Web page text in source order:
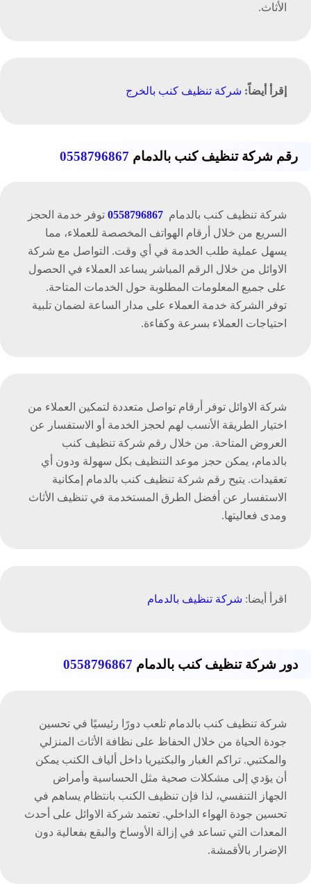
الأثاث.
إقرأ أيضاً: شركة تنظيف كنب بالخرج
رقم شركة تنظيف كنب بالدمام 0558796867
شركة تنظيف كنب بالدمام 0558796867 توفر خدمة الحجز
السريع من خلال أرقام الهواتف المخصصة للعملاء، مما
يسهل عملية طلب الخدمة في أي وقت. التواصل مع شركة
الاوائل من خلال الرقم المباشر يساعد العملاء في الحصول
على جميع المعلومات المطلوبة حول الخدمات المتاحة.
توفر الشركة خدمة العملاء على مدار الساعة لضمان تلبية
احتياجات العملاء بسرعة وكفاءة.
شركة الاوائل توفر أرقام تواصل متعددة لتمكين العملاء من
اختيار الطريقة الأنسب لهم لحجز الخدمة أو الاستفسار عن
العروض المتاحة. من خلال رقم شركة تنظيف كنب
بالدمام، يمكن حجز موعد التنظيف بكل سهولة ودون أي
تعقيدات. يتيح رقم شركة تنظيف كنب بالدمام إمكانية
الاستفسار عن أفضل الطرق المستخدمة في تنظيف الأثاث
ومدى فعاليتها.
اقرأ أيضا: شركة تنظيف بالدمام
دور شركة تنظيف كنب بالدمام 0558796867
شركة تنظيف كنب بالدمام تلعب دورًا رئيسيًا في تحسين
جودة الحياة من خلال الحفاظ على نظافة الأثاث المنزلي
والمكتبي. تراكم الغبار والبكتيريا داخل ألياف الكنب يمكن
أن يؤدي إلى مشكلات صحية مثل الحساسية وأمراض
الجهاز التنفسي، لذا فإن تنظيف الكنب بانتظام يساهم في
تحسين جودة الهواء الداخلي. تعتمد شركة الاوائل على أحدث
المعدات التي تساعد في إزالة الأوساخ والبقع بفعالية دون
الإضرار بالأقمشة.